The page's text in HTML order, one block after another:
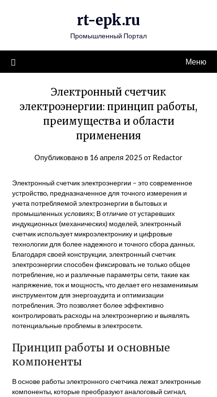
rt-epk.ru
Промышленный Портал
Меню
Электронный счетчик
электроэнергии: принцип работы,
преимущества и области
применения
Опубликовано в 16 апреля 2025 от Redactor
Электронный счетчик электроэнергии – это современное
устройство, предназначенное для точного измерения и
учета потребляемой электроэнергии в бытовых и
промышленных условиях; В отличие от устаревших
индукционных (механических) моделей, электронный
счетчик использует микроэлектронику и цифровые
технологии для более надежного и точного сбора данных.
Благодаря своей конструкции, электронный счетчик
электроэнергии способен фиксировать не только общее
потребление, но и различные параметры сети, такие как
напряжение, ток и мощность, что делает его незаменимым
инструментом для энергоаудита и оптимизации
потребления. Это позволяет более эффективно
контролировать расходы на электроэнергию и выявлять
потенциальные проблемы в электросети.
Принцип работы и основные
компоненты
В основе работы электронного счетчика лежат электронные
компоненты, которые преобразуют аналоговый сигнал,